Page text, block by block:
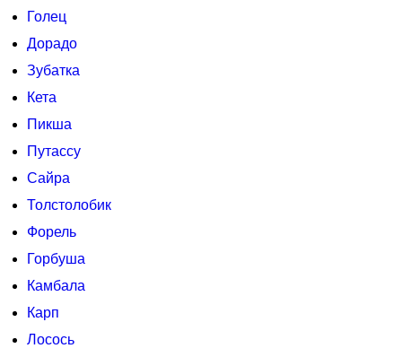
Голец
Дорадо
Зубатка
Кета
Пикша
Путассу
Сайра
Толстолобик
Форель
Горбуша
Камбала
Карп
Лосось